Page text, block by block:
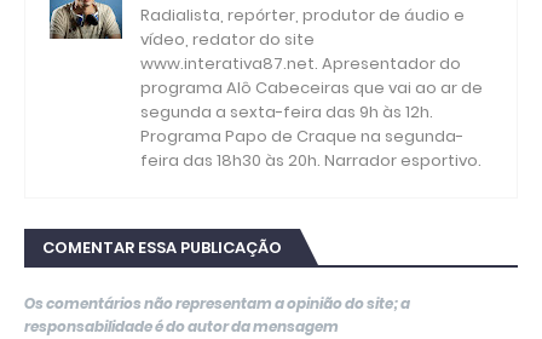
Radialista, repórter, produtor de áudio e
vídeo, redator do site
www.interativa87.net. Apresentador do
programa Alô Cabeceiras que vai ao ar de
segunda a sexta-feira das 9h às 12h.
Programa Papo de Craque na segunda-
feira das 18h30 às 20h. Narrador esportivo.
COMENTAR ESSA PUBLICAÇÃO
Os comentários não representam a opinião do site; a
responsabilidade é do autor da mensagem